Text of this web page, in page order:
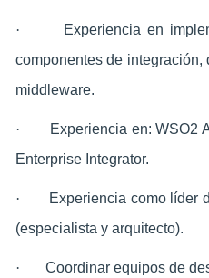
·
Experiencia en
componentes de
middleware.
·
Experiencia en: WSO2
Enterprise Integrator.
·
Experiencia como líder
(especialista y arquitecto).
· Coordinar equipos de